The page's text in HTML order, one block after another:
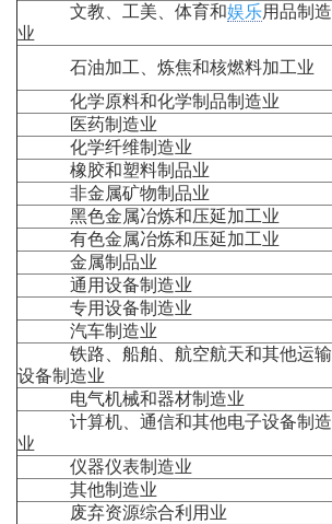
文教、工美、体育和娱乐用品制造
业
石油加工、炼焦和核燃料加工业
化学原料和化学制品制造业
医药制造业
化学纤维制造业
橡胶和塑料制品业
非金属矿物制品业
黑色金属冶炼和压延加工业
有色金属冶炼和压延加工业
金属制品业
通用设备制造业
专用设备制造业
汽车制造业
铁路、船舶、航空航天和其他运输
设备制造业
电气机械和器材制造业
计算机、通信和其他电子设备制造
业
仪器仪表制造业
其他制造业
废弃资源综合利用业